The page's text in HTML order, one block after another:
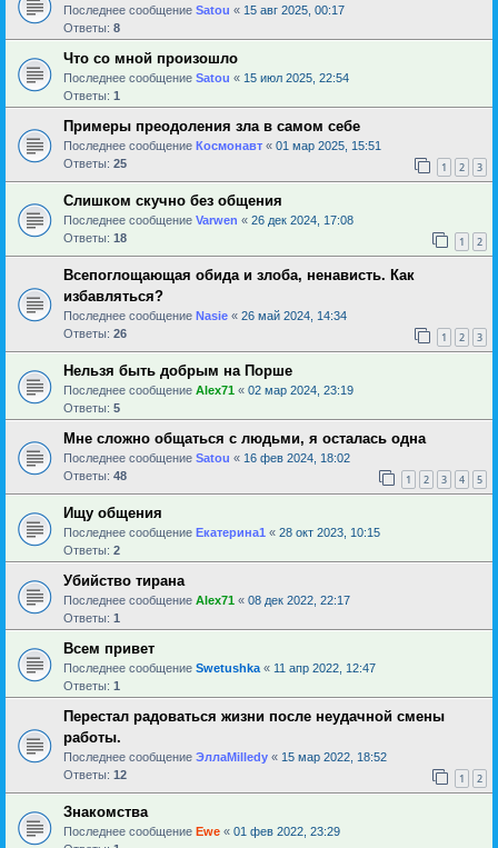
Последнее сообщение Satou « 15 авг 2025, 00:17
Ответы: 8
Что со мной произошло
Последнее сообщение Satou « 15 июл 2025, 22:54
Ответы: 1
Примеры преодоления зла в самом себе
Последнее сообщение Космонавт « 01 мар 2025, 15:51
Ответы: 25 1 2 3
Слишком скучно без общения
Последнее сообщение Varwen « 26 дек 2024, 17:08
Ответы: 18 1 2
Всепоглощающая обида и злоба, ненависть. Как
избавляться?
Последнее сообщение Nasie « 26 май 2024, 14:34
Ответы: 26 1 2 3
Нельзя быть добрым на Порше
Последнее сообщение Alex71 « 02 мар 2024, 23:19
Ответы: 5
Мне сложно общаться с людьми, я осталась одна
Последнее сообщение Satou « 16 фев 2024, 18:02
Ответы: 48 1 2 3 4 5
Ищу общения
Последнее сообщение Екатерина1 « 28 окт 2023, 10:15
Ответы: 2
Убийство тирана
Последнее сообщение Alex71 « 08 дек 2022, 22:17
Ответы: 1
Всем привет
Последнее сообщение Swetushka « 11 апр 2022, 12:47
Ответы: 1
Перестал радоваться жизни после неудачной смены
работы.
Последнее сообщение ЭллаMilledy « 15 мар 2022, 18:52
Ответы: 12 1 2
Знакомства
Последнее сообщение Ewe « 01 фев 2022, 23:29